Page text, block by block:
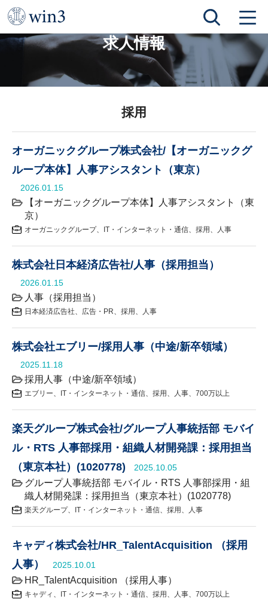
TOP
求人情報
採用
オーガニックグループ株式会社/【オーガニックグ
ループ本体】人事アシスタント（東京）
2026.01.15
【オーガニックグループ本体】人事アシスタント（東
京）
オーガニックグループ IT・インターネット・通信 採用 人事
株式会社日本経済広告社/人事（採用担当）
2026.01.15
人事（採用担当）
日本経済広告社 広告・PR 採用 人事
株式会社エブリー/採用人事（中途/新卒領域）
2025.11.18
採用人事（中途/新卒領域）
エブリー IT・インターネット・通信 採用 人事 700万以上
楽天グループ株式会社/グループ人事統括部 モバイ
ル・RTS 人事部採用・組織人材開発課：採用担当
（東京本社）(1020778)
2025.10.05
グループ人事統括部 モバイル・RTS 人事部採用・組
織人材開発課：採用担当（東京本社）(1020778)
楽天グループ IT・インターネット・通信 採用 人事
キャディ株式会社/HR_TalentAcquisition （採用
人事）
2025.10.01
HR_TalentAcquisition （採用人事）
キャディ IT・インターネット・通信 採用 人事 700万以上